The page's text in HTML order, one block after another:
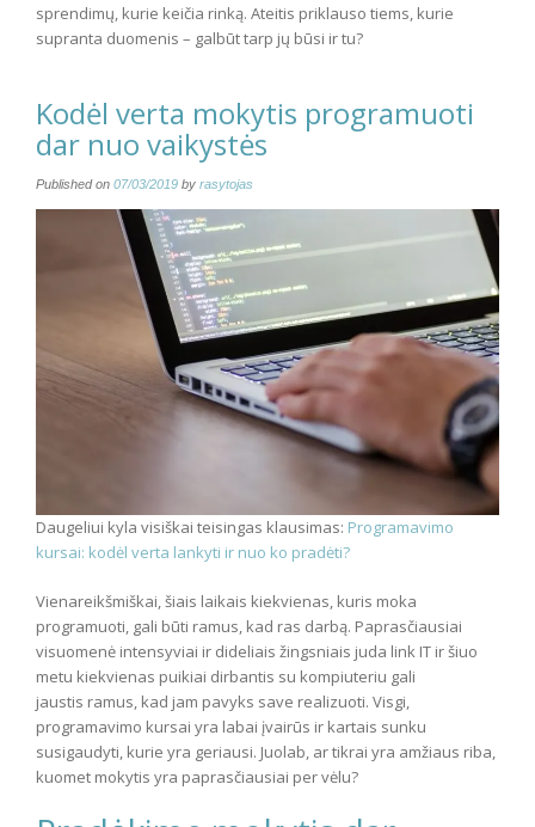
sprendimų, kurie keičia rinką. Ateitis priklauso tiems, kurie
supranta duomenis – galbūt tarp jų būsi ir tu?
Kodėl verta mokytis programuoti
dar nuo vaikystės
Published on 07/03/2019 by rasytojas
Daugeliui kyla visiškai teisingas klausimas: Programavimo
kursai: kodėl verta lankyti ir nuo ko pradėti?
Vienareikšmiškai, šiais laikais kiekvienas, kuris moka
programuoti, gali būti ramus, kad ras darbą. Paprasčiausiai
visuomenė intensyviai ir dideliais žingsniais juda link IT ir šiuo
metu kiekvienas puikiai dirbantis su kompiuteriu gali
jaustis ramus, kad jam pavyks save realizuoti. Visgi,
programavimo kursai yra labai įvairūs ir kartais sunku
susigaudyti, kurie yra geriausi. Juolab, ar tikrai yra amžiaus riba,
kuomet mokytis yra paprasčiausiai per vėlu?